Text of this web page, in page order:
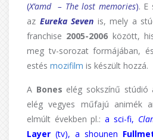
(X’amd – The lost memories). E
az Eureka Seven is, mely a
franchise 2005-2006 között,
meg tv-sorozat formájában,
estés mozifilm is készült hozzá.
A Bones elég sokszínű stúdió
elég vegyes műfajú animék
elmúlt években pl.:a sci-fi,
Layer (tv), a shounen